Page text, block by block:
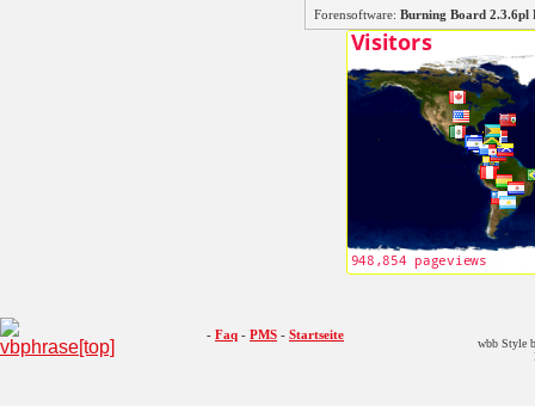
Forensoftware: Burning Board
- Faq - PMS - Startseite
wbb Style